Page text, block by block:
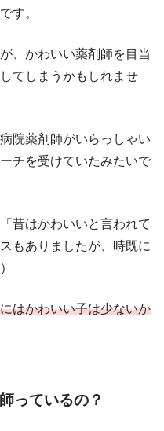
す。
、かわいい薬剤師を目当
てしまうかもしれませ
院薬剤師がいらっしゃい
チを受けていたみたいで
昔はかわいいと言われて
もありましたが、時既に
はかわいい子は少ないか
っているの？